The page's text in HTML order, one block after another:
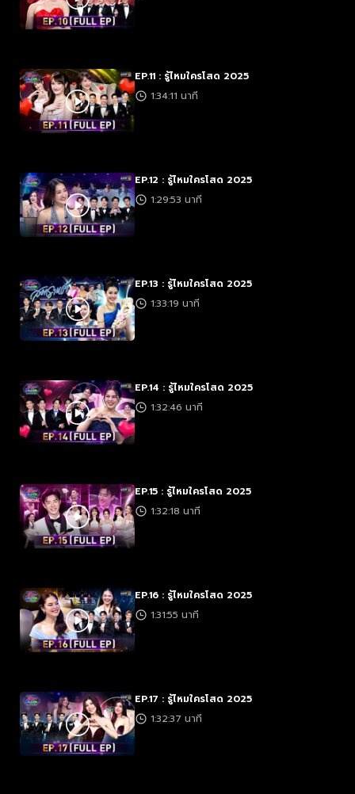
EP.11 : รู้ไหมใครโสด 2025
1:34:11 นาที
EP.12 : รู้ไหมใครโสด 2025
1:29:53 นาที
EP.13 : รู้ไหมใครโสด 2025
1:33:19 นาที
EP.14 : รู้ไหมใครโสด 2025
1:32:46 นาที
EP.15 : รู้ไหมใครโสด 2025
1:32:18 นาที
EP.16 : รู้ไหมใครโสด 2025
1:31:55 นาที
EP.17 : รู้ไหมใครโสด 2025
1:32:37 นาที